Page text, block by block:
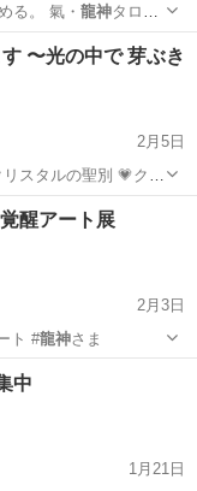
る。 氣・ 龍神タロッ
🐉2026 氣・龍神タロ
神
〜光の中で 芽ぶき
2月5日
スタルの聖別 💗クリ
ヒーリング
醒アート展
2月3日
覚醒アート #龍神さま
中
1月21日